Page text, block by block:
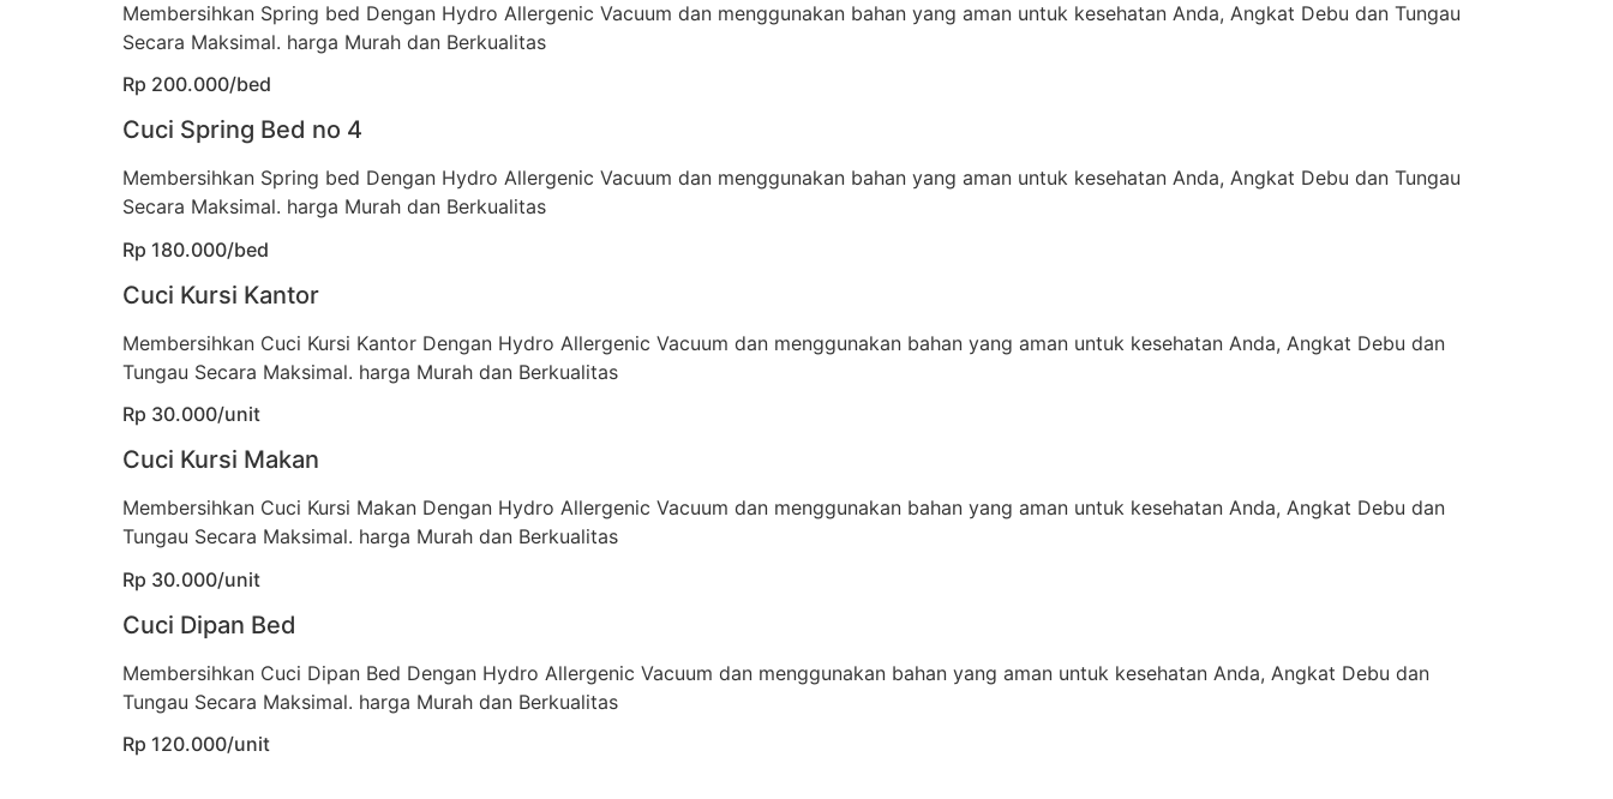
Membersihkan Spring bed Dengan Hydro Allergenic Vacuum dan menggunakan bahan yang aman untuk kesehatan Anda, Angkat Debu dan Tungau
Secara Maksimal. harga Murah dan Berkualitas
Rp 200.000/bed
Cuci Spring Bed no 4
Membersihkan Spring bed Dengan Hydro Allergenic Vacuum dan menggunakan bahan yang aman untuk kesehatan Anda, Angkat Debu dan Tungau
Secara Maksimal. harga Murah dan Berkualitas
Rp 180.000/bed
Cuci Kursi Kantor
Membersihkan Cuci Kursi Kantor Dengan Hydro Allergenic Vacuum dan menggunakan bahan yang aman untuk kesehatan Anda, Angkat Debu dan
Tungau Secara Maksimal. harga Murah dan Berkualitas
Rp 30.000/unit
Cuci Kursi Makan
Membersihkan Cuci Kursi Makan Dengan Hydro Allergenic Vacuum dan menggunakan bahan yang aman untuk kesehatan Anda, Angkat Debu dan
Tungau Secara Maksimal. harga Murah dan Berkualitas
Rp 30.000/unit
Cuci Dipan Bed
Membersihkan Cuci Dipan Bed Dengan Hydro Allergenic Vacuum dan menggunakan bahan yang aman untuk kesehatan Anda, Angkat Debu dan
Tungau Secara Maksimal. harga Murah dan Berkualitas
Rp 120.000/unit